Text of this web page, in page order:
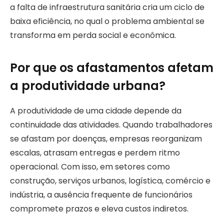
a falta de infraestrutura sanitária cria um ciclo de
baixa eficiência, no qual o problema ambiental se
transforma em perda social e econômica.
Por que os afastamentos afetam
a produtividade urbana?
A produtividade de uma cidade depende da
continuidade das atividades. Quando trabalhadores
se afastam por doenças, empresas reorganizam
escalas, atrasam entregas e perdem ritmo
operacional. Com isso, em setores como
construção, serviços urbanos, logística, comércio e
indústria, a ausência frequente de funcionários
compromete prazos e eleva custos indiretos.